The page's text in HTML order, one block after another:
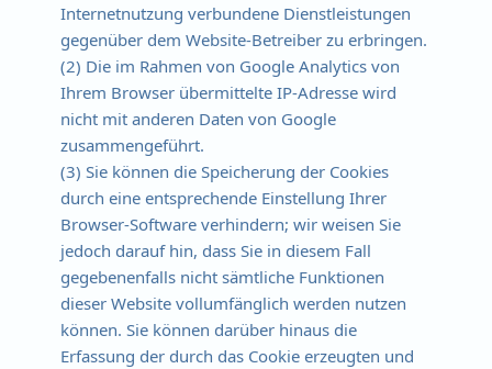
Internetnutzung verbundene Dienstleistungen
gegenüber dem Website-Betreiber zu erbringen.
(2) Die im Rahmen von Google Analytics von
Ihrem Browser übermittelte IP-Adresse wird
nicht mit anderen Daten von Google
zusammengeführt.
(3) Sie können die Speicherung der Cookies
durch eine entsprechende Einstellung Ihrer
Browser-Software verhindern; wir weisen Sie
jedoch darauf hin, dass Sie in diesem Fall
gegebenenfalls nicht sämtliche Funktionen
dieser Website vollumfänglich werden nutzen
können. Sie können darüber hinaus die
Erfassung der durch das Cookie erzeugten und